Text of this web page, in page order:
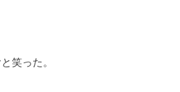
笑った。